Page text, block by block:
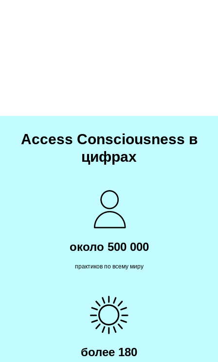
Access Consciousness в
цифрах
около 500 000
практиков по всему миру
более 180